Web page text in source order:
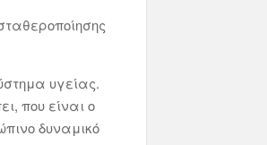
υγείας.
που είναι ο
δυναμικό